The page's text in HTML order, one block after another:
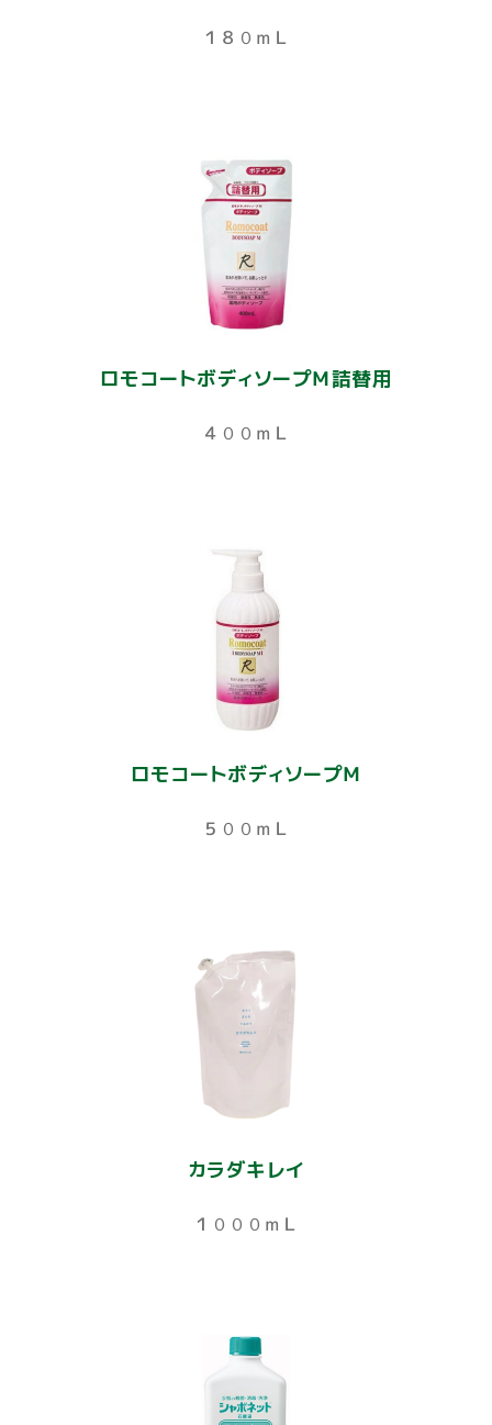
１８０ｍＬ
ロモコートボディソープＭ詰替用
４００ｍＬ
ロモコートボディソープＭ
５００ｍＬ
カラダキレイ
１０００ｍＬ